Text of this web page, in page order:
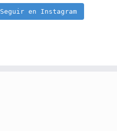
Seguir en Instagram